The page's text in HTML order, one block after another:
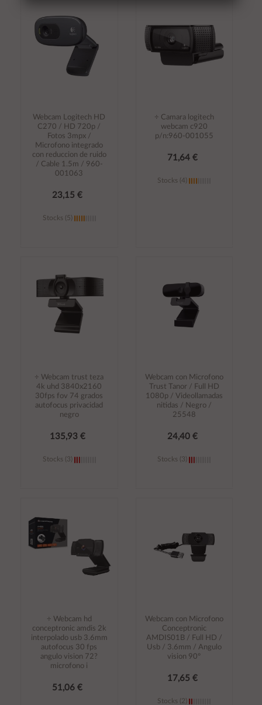
carrito
Webcam Logitech HD
C270 / HD 720p /
Fotos 3mpx /
Microfono integrado
con reduccion de ruido
/ Cable 1.5m / 960-
001063
23,15 €
Stocks (5)
carrito
÷ Camara logitech
webcam c920
p/n:960-001055
71,64 €
Stocks (4)
÷ Webcam trust teza
4k uhd 3840x2160
30fps fov 74 grados
autofocus privacidad
negro
135,93 €
Stocks (3)
carrito
Webcam con Microfono
Trust Tanor / Full HD
1080p / Videollamadas
nitidas / Negro /
25548
24,40 €
Stocks (3)
÷ Webcam hd
conceptronic amdis 2k
interpolado usb 3.6mm
autofocus 30 fps
angulo vision 72?
microfono i
51,06 €
Webcam con Microfono
Conceptronic
AMDIS01B / Full HD /
Usb / 3.6mm / Angulo
vision 90º
17,65 €
Stocks (2)